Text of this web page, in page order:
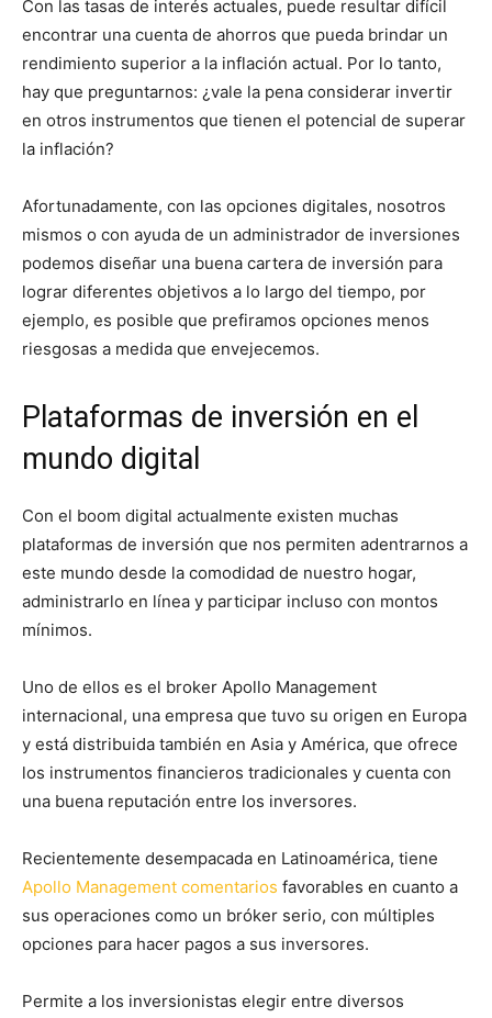
Con las tasas de interés actuales, puede resultar difícil
encontrar una cuenta de ahorros que pueda brindar un
rendimiento superior a la inflación actual. Por lo tanto,
hay que preguntarnos: ¿vale la pena considerar invertir
en otros instrumentos que tienen el potencial de superar
la inflación?
Afortunadamente, con las opciones digitales, nosotros
mismos o con ayuda de un administrador de inversiones
podemos diseñar una buena cartera de inversión para
lograr diferentes objetivos a lo largo del tiempo, por
ejemplo, es posible que prefiramos opciones menos
riesgosas a medida que envejecemos.
Plataformas de inversión en el
mundo digital
Con el boom digital actualmente existen muchas
plataformas de inversión que nos permiten adentrarnos a
este mundo desde la comodidad de nuestro hogar,
administrarlo en línea y participar incluso con montos
mínimos.
Uno de ellos es el broker Apollo Management
internacional, una empresa que tuvo su origen en Europa
y está distribuida también en Asia y América, que ofrece
los instrumentos financieros tradicionales y cuenta con
una buena reputación entre los inversores.
Recientemente desempacada en Latinoamérica, tiene
Apollo Management comentarios favorables en cuanto a
sus operaciones como un bróker serio, con múltiples
opciones para hacer pagos a sus inversores.
Permite a los inversionistas elegir entre diversos